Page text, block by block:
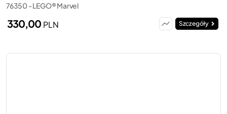
76350 - LEGO® Marvel
330,00 PLN Szczegóły